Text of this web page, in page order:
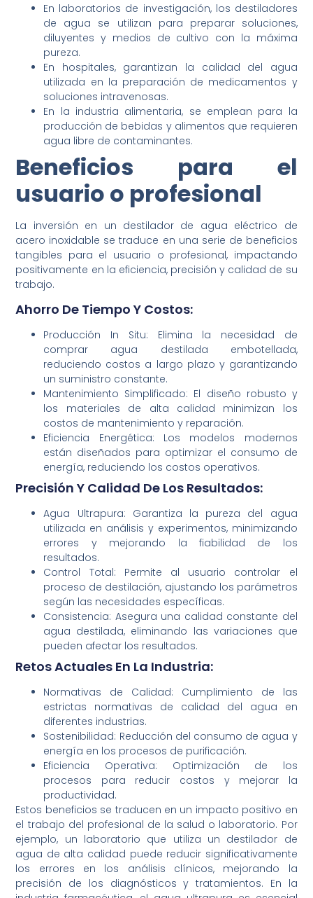
En laboratorios de investigación, los destiladores
de agua se utilizan para preparar soluciones,
diluyentes y medios de cultivo con la máxima
pureza.
En hospitales, garantizan la calidad del agua
utilizada en la preparación de medicamentos y
soluciones intravenosas.
En la industria alimentaria, se emplean para la
producción de bebidas y alimentos que requieren
agua libre de contaminantes.
Beneficios para el
usuario o profesional
La inversión en un destilador de agua eléctrico de
acero inoxidable se traduce en una serie de beneficios
tangibles para el usuario o profesional, impactando
positivamente en la eficiencia, precisión y calidad de su
trabajo.
Ahorro De Tiempo Y Costos:
Producción In Situ: Elimina la necesidad de
comprar agua destilada embotellada,
reduciendo costos a largo plazo y garantizando
un suministro constante.
Mantenimiento Simplificado: El diseño robusto y
los materiales de alta calidad minimizan los
costos de mantenimiento y reparación.
Eficiencia Energética: Los modelos modernos
están diseñados para optimizar el consumo de
energía, reduciendo los costos operativos.
Precisión Y Calidad De Los Resultados:
Agua Ultrapura: Garantiza la pureza del agua
utilizada en análisis y experimentos, minimizando
errores y mejorando la fiabilidad de los
resultados.
Control Total: Permite al usuario controlar el
proceso de destilación, ajustando los parámetros
según las necesidades específicas.
Consistencia: Asegura una calidad constante del
agua destilada, eliminando las variaciones que
pueden afectar los resultados.
Retos Actuales En La Industria:
Normativas de Calidad: Cumplimiento de las
estrictas normativas de calidad del agua en
diferentes industrias.
Sostenibilidad: Reducción del consumo de agua y
energía en los procesos de purificación.
Eficiencia Operativa: Optimización de los
procesos para reducir costos y mejorar la
productividad.
Estos beneficios se traducen en un impacto positivo en
el trabajo del profesional de la salud o laboratorio. Por
ejemplo, un laboratorio que utiliza un destilador de
agua de alta calidad puede reducir significativamente
los errores en los análisis clínicos, mejorando la
precisión de los diagnósticos y tratamientos. En la